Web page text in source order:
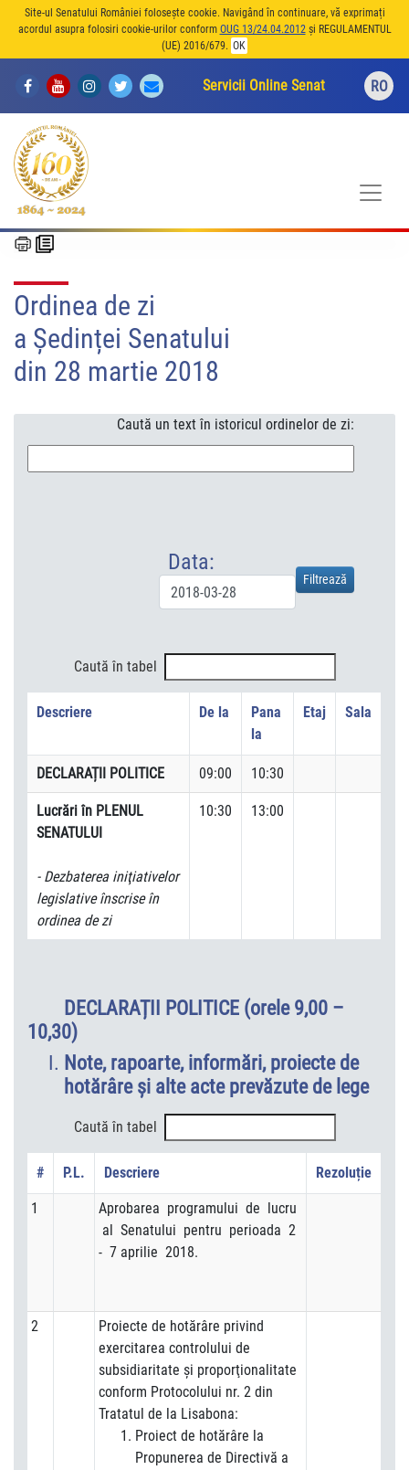
Site-ul Senatului României folosește cookie. Navigând în continuare, vă exprimați
acordul asupra folosiri cookie-urilor conform OUG 13/24.04.2012și REGULAMENTUL
(UE) 2016/679. OK
Servicii Online Senat RO
Ordinea de zi
a Ședinței Senatului
din 28 martie 2018
Caută un text în istoricul ordinelor de zi:
Data:
Caută în tabel
Descriere De la
Pana
la
Etaj Sala
DECLARAȚII POLITICE 09:00 10:30
Lucrări în PLENUL
SENATULUI
- Dezbaterea iniţiativelor
legislative înscrise în
ordinea de zi
10:30 13:00
DECLARAȚII POLITICE (orele 9,00 –
10,30)
Note, rapoarte, informări, proiecte de
hotărâre şi alte acte prevăzute de lege
Caută în tabel
# P.L. Descriere Rezoluție
1
Aprobarea programului de lucru
al Senatului pentru perioada 2
- 7 aprilie 2018.
2
Proiecte de hotărâre privind
exercitarea controlului de
subsidiaritate şi proporţionalitate
conform Protocolului nr. 2 din
Tratatul de la Lisabona:
Proiect de hotărâre la
Propunerea de Directivă a